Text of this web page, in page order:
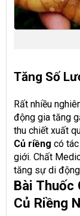
Tăng Số
Rất nhiều
động gia tăng
thu chiết xuất
Củ riềng có
giới. Chất
tăng sự di
Bài Thuốc
Củ Riềng